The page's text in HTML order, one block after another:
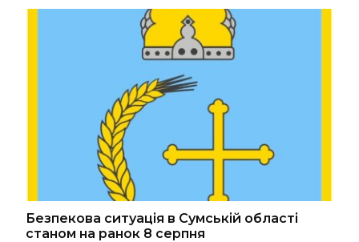
Безпекова ситуація в Сумській області
станом на ранок 8 серпня